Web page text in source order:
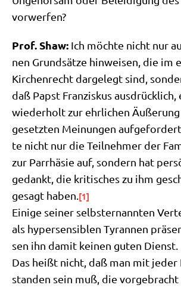
vorwerfen?
Prof. Shaw: Ich möch­te nicht nur
nen Grund­sät­ze hin­wei­sen, die im
Kir­chen­recht dar­ge­legt sind,
daß Papst Fran­zis­kus aus­drück­lich,
wie­der­holt zur ehr­li­chen
ge­setz­ten Mei­nun­gen
te nicht nur die Teil­neh­mer der
zur Parr­hä­sie auf, son­dern hat
gedankt, die kri­ti­sches zu ihm
gesagt haben. [1]
Eini­ge sei­ner selbst­er­nann­ten
als hyper­sen­si­blen Tyran­nen
sen ihn damit kei­nen guten Dienst.
Das heißt nicht, daß man mit
stan­den sein muß, die